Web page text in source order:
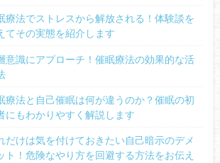
療法でストレスから解放される！体験談を
てその実態を紹介します
意識にアプローチ！催眠療法の効果的な活
療法と自己催眠は何が違うのか？催眠の初
にもわかりやすく解説します
だけは気を付けておきたい自己暗示のデメ
ト！危険なやり方を回避する方法をお伝え